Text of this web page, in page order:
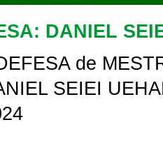
DANIEL
de
SEIEI